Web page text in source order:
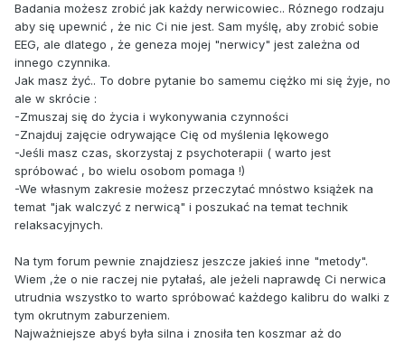
Badania możesz zrobić jak każdy nerwicowiec.. Róznego rodzaju
aby się upewnić , że nic Ci nie jest. Sam myślę, aby zrobić sobie
EEG, ale dlatego , że geneza mojej "nerwicy" jest zależna od
innego czynnika.
Jak masz żyć.. To dobre pytanie bo samemu ciężko mi się żyje, no
ale w skrócie :
-Zmuszaj się do życia i wykonywania czynności
-Znajduj zajęcie odrywające Cię od myślenia lękowego
-Jeśli masz czas, skorzystaj z psychoterapii ( warto jest
spróbować , bo wielu osobom pomaga !)
-We własnym zakresie możesz przeczytać mnóstwo książek na
temat "jak walczyć z nerwicą" i poszukać na temat technik
relaksacyjnych.
Na tym forum pewnie znajdziesz jeszcze jakieś inne "metody".
Wiem ,że o nie raczej nie pytałaś, ale jeżeli naprawdę Ci nerwica
utrudnia wszystko to warto spróbować każdego kalibru do walki z
tym okrutnym zaburzeniem.
Najważniejsze abyś była silna i znosiła ten koszmar aż do